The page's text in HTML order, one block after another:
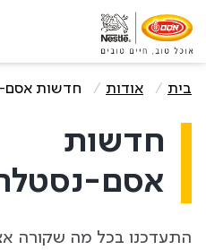
בית אודות חדשות
חדשות
אסם-
התעדכנו בכל מה שקורה